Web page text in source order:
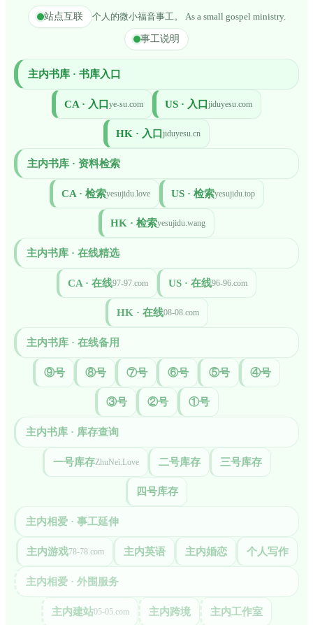
站点互联 个人的微小福音事工。 As a small gospel ministry.
事工说明
主内书库 · 书库入口
CA · 入口 ye-su.com US · 入口 jiduyesu.com
HK · 入口 jiduyesu.cn
主内书库 · 资料检索
CA · 检索yesujidu.love US · 检索yesujidu.top
HK · 检索yesujidu.wang
主内书库 · 在线精选
CA · 在线97-97.com US · 在线96-96.com
HK · 在线08-08.com
主内书库 · 在线备用
⑨号 ⑧号 ⑦号 ⑥号 ⑤号 ④号
③号 ②号 ①号
主内书库 · 库存查询
一号库存ZhuNei.Love 二号库存 三号库存
四号库存
主内相爱 · 事工延伸
主内游戏78-78.com 主内英语 主内婚恋 个人写作
主内相爱 · 外围服务
主内建站05-05.com 主内跨境 主内工作室